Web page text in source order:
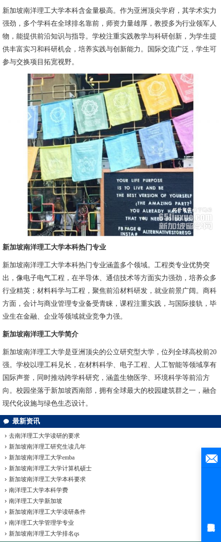
新加坡南洋理工大学本科含金量极高。作为亚洲顶尖学府，其学术实力
强劲，多个学科在全球排名靠前，师资力量雄厚，教授多为行业领军人
物，能提供前沿知识与指导。学校注重实践教学与科研创新，为学生提
供丰富实习和科研机会，培养实践与创新能力。国际交流广泛，学生可
参与交换项目拓宽视野。
新加坡南洋理工大学本科热门专业
新加坡南洋理工大学本科热门专业涵盖多个领域。工程类专业优势突
出，像电子电气工程，在半导体、通信技术等方面实力强劲，培养众多
行业精英；材料科学与工程，聚焦前沿材料研发，就业前景广阔。商科
方面，会计与商业管理专业备受青睐，课程注重实践，与国际接轨，毕
业生在金融、企业等领域就业竞争力强。
新加坡南洋理工大学简介
新加坡南洋理工大学是亚洲顶尖的公立研究型大学，位列全球高校前20
强。学校以理工科见长，在材料科学、电子工程、人工智能等领域享有
国际声誉，同时推动跨学科研究，涵盖生物医学、环境科学等前沿方
向。校园坐落于新加坡西南部，拥有全球最大的校园建筑群之一，融合
现代化设施与绿色生态设计。
最新资讯
去南洋理工大学读研的要求
新加坡南洋理工研究生读几年
新加坡南洋理工大学emba
新加坡南洋理工大学计算机硕士
新加坡南洋理工大学本科要求
南洋理工大学本科学费
南洋理工大学新加坡
新加坡南洋理工大学读研条件
南洋理工大学管理学专业
新加坡南洋理工大学排名qs